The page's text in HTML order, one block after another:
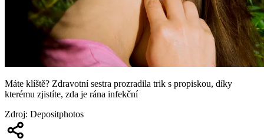
Máte klíště? Zdravotní sestra prozradila trik s propiskou, díky
kterému zjistíte, zda je rána infekční
Zdroj: Depositphotos